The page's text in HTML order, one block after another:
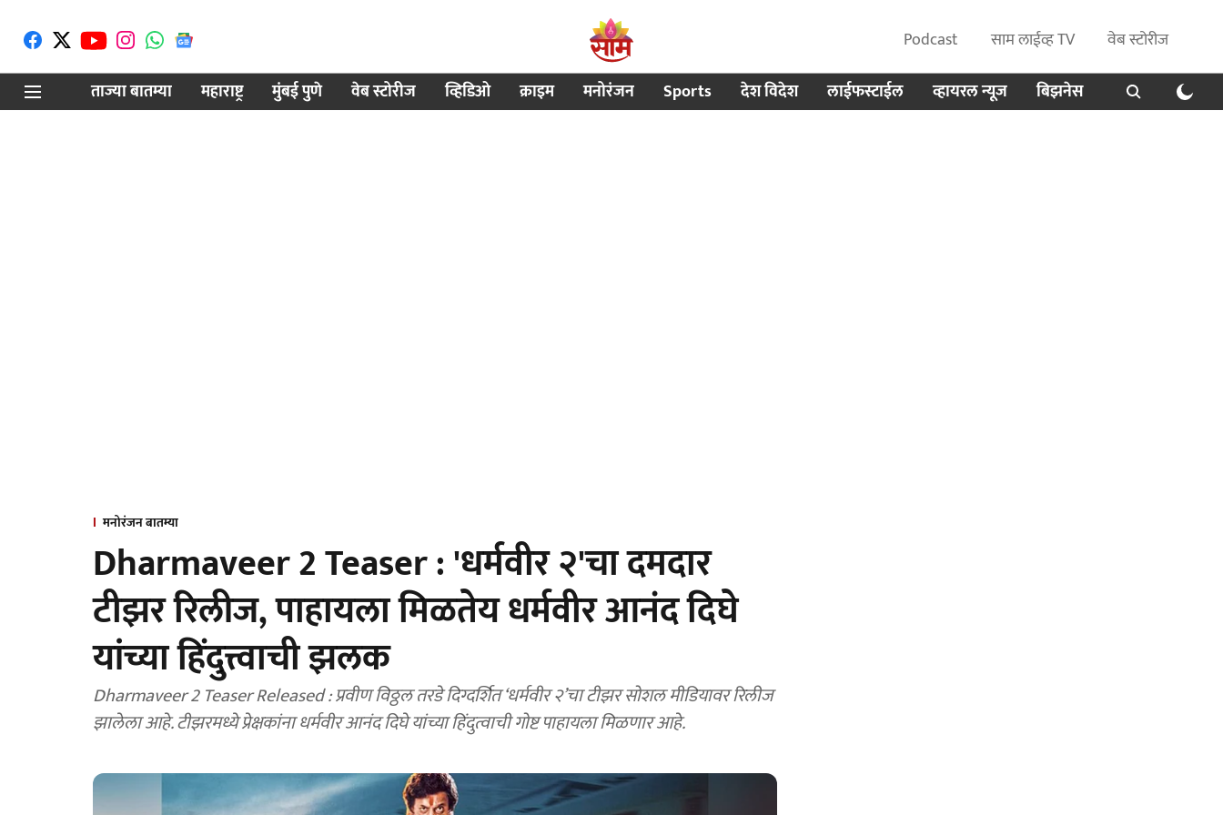
Podcast साम लाईव्ह TV
वेब स्टोरीज
ताज्या बातम्या
महाराष्ट्र मुंबई पुणे वेब स्टोरीज व्हिडिओ क्राइम मनोरंजन Sports देश विदेश लाईफस्टाईल व्हायरल न्यूज बिझनेस
मनोरंजन बातम्या
Dharmaveer 2 Teaser : 'धर्मवीर २'चा दमदार
टीझर रिलीज, पाहायला मिळतेय धर्मवीर आनंद दिघे
यांच्या हिंदुत्त्वाची झलक
Dharmaveer 2 Teaser Released : प्रवीण विठ्ठल तरडे दिग्दर्शित ‘धर्मवीर २’चा टीझर सोशल मीडियावर रिलीज
झालेला आहे. टीझरमध्ये प्रेक्षकांना धर्मवीर आनंद दिघे यांच्या हिंदुत्वाची गोष्ट पाहायला मिळणार आहे.